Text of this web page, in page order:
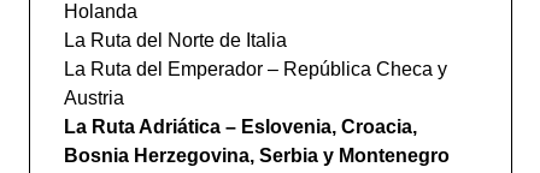
Holanda
La Ruta del Norte de Italia
La Ruta del Emperador – República Checa y
Austria
La Ruta Adriática – Eslovenia, Croacia,
Bosnia Herzegovina, Serbia y Montenegro